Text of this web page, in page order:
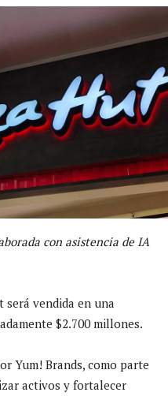
con asistencia de IA
será vendida en una
$2.700 millones.
Yum! Brands, como parte
activos y fortalecer